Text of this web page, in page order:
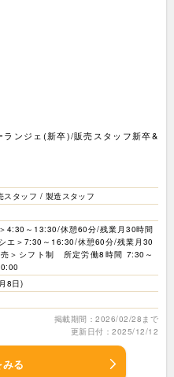
ンジェ(新卒)/販売スタッフ新卒&
スタッフ / 製造スタッフ
4:30～13:30/休憩60分/残業月30時間
エ＞7:30～16:30/休憩60分/残業月30
＞シフト制 所定労働8時間 7:30～
8日)
掲載期間：2026/02/28まで
更新日付：2025/12/12
る